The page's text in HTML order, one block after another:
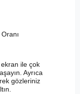
ile çok
Ayrıca
gözleriniz